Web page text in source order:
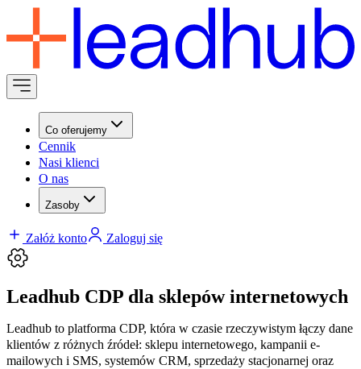
Co oferujemy
Cennik
Nasi klienci
O nas
Zasoby
Załóż konto Zaloguj się
Leadhub CDP dla sklepów internetowych
Leadhub to platforma CDP, która w czasie rzeczywistym łączy dane
klientów z różnych źródeł: sklepu internetowego, kampanii e-
mailowych i SMS, systemów CRM, sprzedaży stacjonarnej oraz